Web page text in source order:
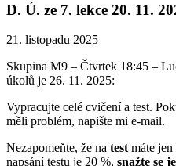
D. Ú. ze 7. lekce 20. 11.
21. listopadu 2025
Skupina M9 – Čtvrtek 18:45 –
úkolů je 26. 11. 2025:
Vypracujte celé cvičení a test.
měli problém, napište mi e-mail.
Nezapomeňte, že na testmáte
napsání testu je 20 %, snažte se